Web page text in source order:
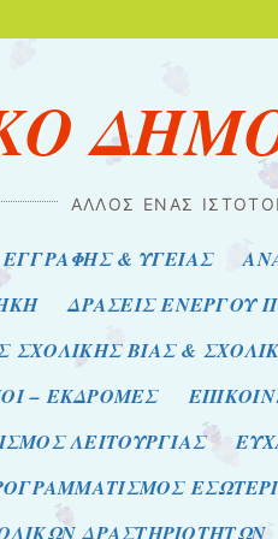
ΆΛΛΟΣ ΈΝΑΣ
& ΥΓΕΙΑΣ
ΔΡΑΣΕΙΣ ΕΝΕΡΓΟΥ
ΣΧΟΛΙΚΗΣ ΒΙΑΣ &
– ΕΚΔΡΟΜΕΣ
ΛΕΙΤΟΥΡΓΙΑΣ
ΔΡΑΣΤΗΡΙΟΤΗΤΩΝ